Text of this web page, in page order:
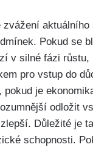
zvážení aktuálního
Pokud se
v silné fázi růstu,
pro vstup do
pokud je
odložit
Důležité je
schopnosti.